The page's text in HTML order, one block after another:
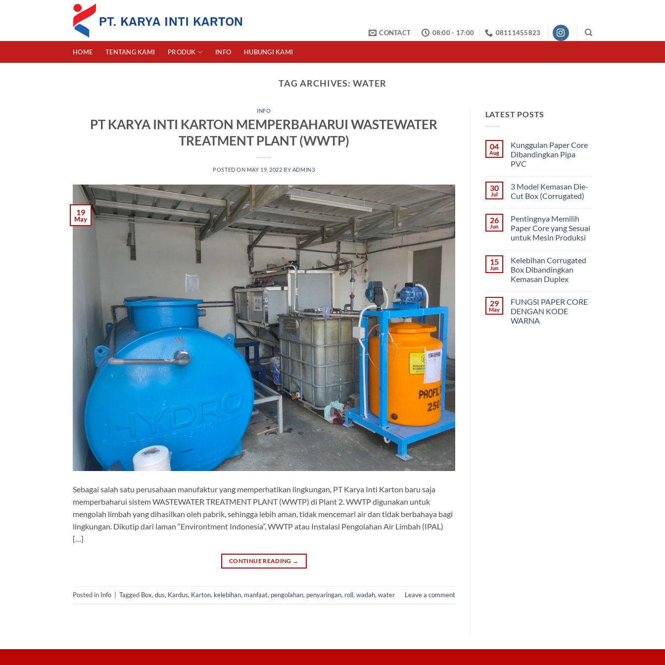
CONTACT 08:00 - 17:00 08111455823
HOME TENTANG KAMI PRODUK INFO HUBUNGI KAMI
TAG ARCHIVES:WATER
INFO
PT KARYA INTI KARTON MEMPERBAHARUI WASTEWATER
TREATMENT PLANT (WWTP)
POSTED ON MAY 19, 2022 BY ADMIN3
19
May
Sebagai salah satu perusahaan manufaktur yang memperhatikan lingkungan, PT Karya Inti Karton baru saja
memperbaharui sistem WASTEWATER TREATMENT PLANT (WWTP) di Plant 2. WWTP digunakan untuk
mengolah limbah yang dihasilkan oleh pabrik, sehingga lebih aman, tidak mencemari air dan tidak berbahaya bagi
lingkungan. Dikutip dari laman “Environtment Indonesia”, WWTP atau Instalasi Pengolahan Air Limbah (IPAL)
[…]
CONTINUE READING →
Posted in Info Tagged Box,dus, Kardus, Karton, kelebihan, manfaat, pengolahan, penyaringan, roll,wadah,water Leave a comment
LATEST POSTS
04
Aug
Kunggulan Paper Core
Dibandingkan Pipa
PVC
on
Kunggulan
Paper
Pipa
PVC
30
Jul
3 Model Kemasan Die-
Cut Box (Corrugated)
on
3
Model
Kemasan
Box
(Corrugated)
26
Jun
Pentingnya Memilih
Paper Core yang Sesuai
untuk Mesin Produksi
on
Pentingnya
Memilih
Paper
Sesuai
untuk
Mesin
Produksi
15
Jun
Kelebihan Corrugated
Box Dibandingkan
Kemasan Duplex
on
Kelebihan
Corrugated
Box
29
May
FUNGSI PAPER CORE
DENGAN KODE
WARNA